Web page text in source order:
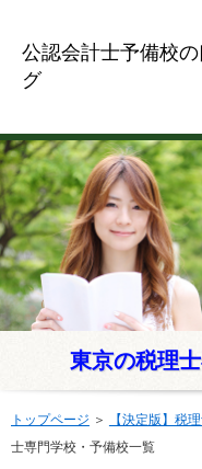
公認会計士予備校
グ
東京の税理
トップページ ＞ 【決定版】税
士専門学校・予備校一覧